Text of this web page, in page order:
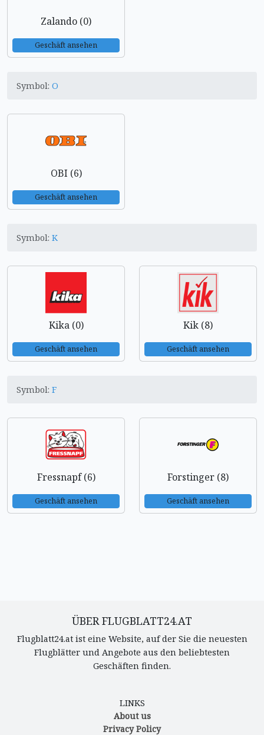
Zalando (0)
Geschäft ansehen
Symbol: O
OBI (6)
Geschäft ansehen
Symbol: K
Kika (0)
Geschäft ansehen
Kik (8)
Geschäft ansehen
Symbol: F
Fressnapf (6)
Geschäft ansehen
Forstinger (8)
Geschäft ansehen
ÜBER FLUGBLATT24.AT
Flugblatt24.at ist eine Website, auf der Sie die neuesten
Flugblätter und Angebote aus den beliebtesten
Geschäften finden.
LINKS
About us
Privacy Policy